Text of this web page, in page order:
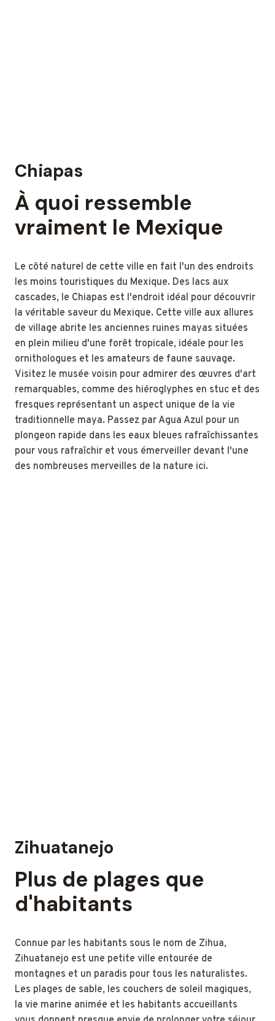
Chiapas
À quoi ressemble
vraiment le Mexique
Le côté naturel de cette ville en fait l'un des endroits
les moins touristiques du Mexique. Des lacs aux
cascades, le Chiapas est l'endroit idéal pour découvrir
la véritable saveur du Mexique. Cette ville aux allures
de village abrite les anciennes ruines mayas situées
en plein milieu d'une forêt tropicale, idéale pour les
ornithologues et les amateurs de faune sauvage.
Visitez le musée voisin pour admirer des œuvres d'art
remarquables, comme des hiéroglyphes en stuc et des
fresques représentant un aspect unique de la vie
traditionnelle maya. Passez par Agua Azul pour un
plongeon rapide dans les eaux bleues rafraîchissantes
pour vous rafraîchir et vous émerveiller devant l'une
des nombreuses merveilles de la nature ici.
Zihuatanejo
Plus de plages que
d'habitants
Connue par les habitants sous le nom de Zihua,
Zihuatanejo est une petite ville entourée de
montagnes et un paradis pour tous les naturalistes.
Les plages de sable, les couchers de soleil magiques,
la vie marine animée et les habitants accueillants